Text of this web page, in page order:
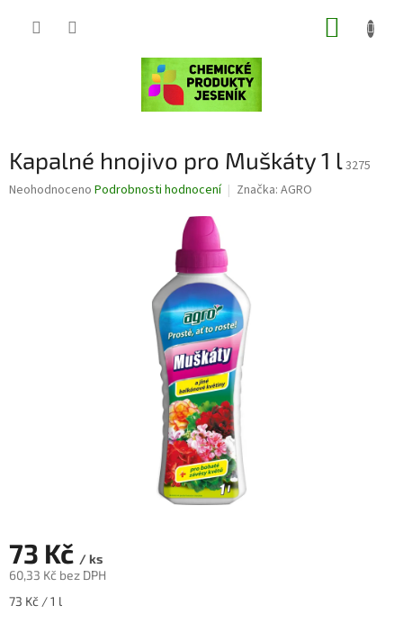
Kapalné hnojivo pro Muškáty 1 l3275
Průměrné
Neohodnoceno Podrobnosti hodnocení Značka: AGRO
73 Kč / ks
60,33 Kč bez DPH
Měrná
73 Kč / 1 l